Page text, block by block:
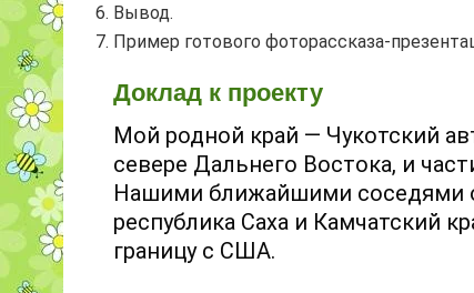
Вывод.
Пример готового фоторассказа-
Доклад к проекту
Мой родной край — Чукотский
севере Дальнего Востока, и
Нашими ближайшими соседями
республика Саха и Камчатский
границу с США.